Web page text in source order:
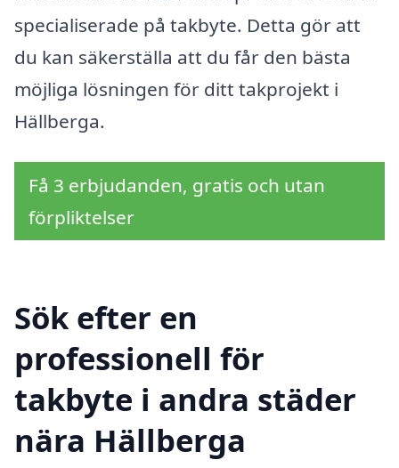
specialiserade på takbyte. Detta gör att
du kan säkerställa att du får den bästa
möjliga lösningen för ditt takprojekt i
Hällberga.
Få 3 erbjudanden, gratis och utan
förpliktelser
Sök efter en
professionell för
takbyte i andra städer
nära Hällberga